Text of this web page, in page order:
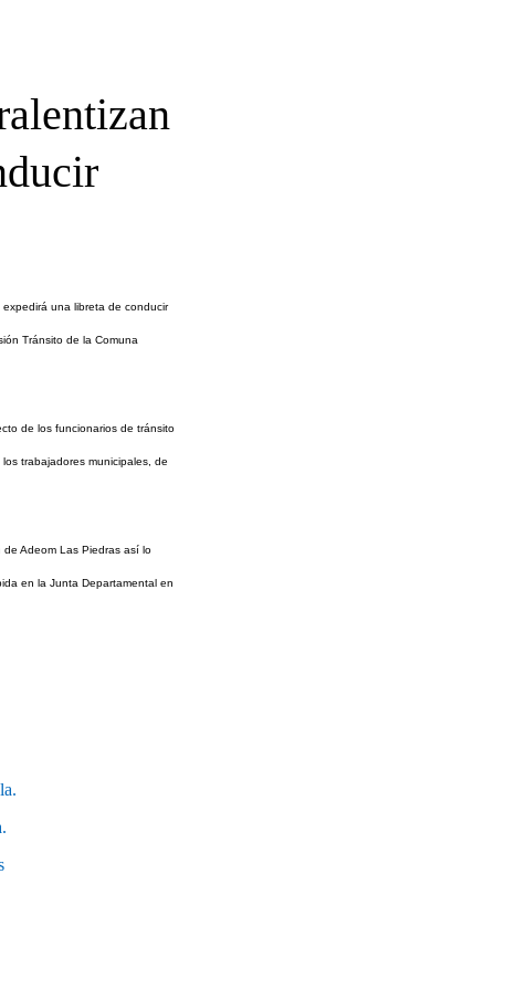
una libreta de conducir
Tránsito de la Comuna
de los funcionarios de tránsito
trabajadores municipales, de
Adeom Las Piedras así lo
en la Junta Departamental en